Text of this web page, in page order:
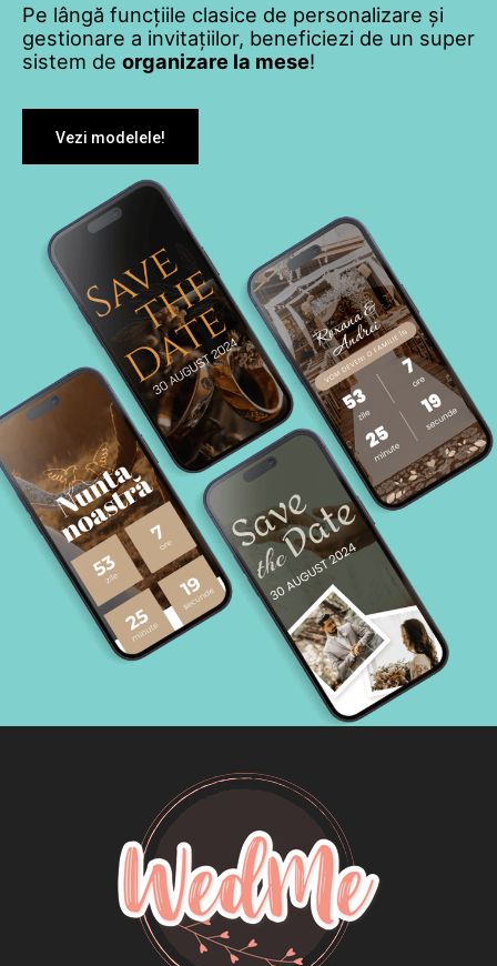
Pe lângă funcțiile clasice de personalizare și
gestionare a invitațiilor, beneficiezi de un super
sistem de organizare la mese!
Vezi modelele!